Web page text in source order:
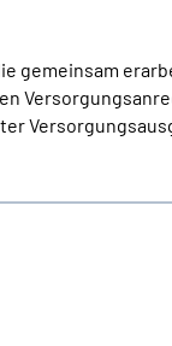
gemeinsam